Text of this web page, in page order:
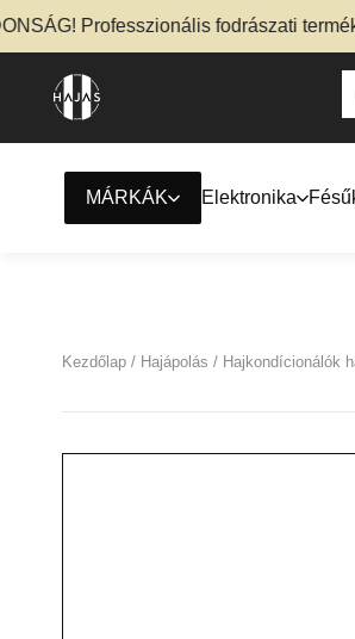
Professzionális fodrászati termékek
MÁRKÁK Elektronika
Kezdőlap / Hajápolás / Hajkondícionálók